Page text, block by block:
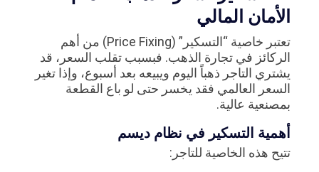
الأمان المالي
تعتبر خاصية “التسكير” (Price Fixing) من أهم
الركائز في تجارة الذهب. فبسبب تقلب السعر، قد
يشتري التاجر ذهباً اليوم ويبيعه بعد أسبوع، وإذا تغير
السعر العالمي فقد يخسر حتى لو باع القطعة
بمصنعية عالية.
أهمية التسكير في نظام ديسم
تتيح هذه الخاصية للتاجر: